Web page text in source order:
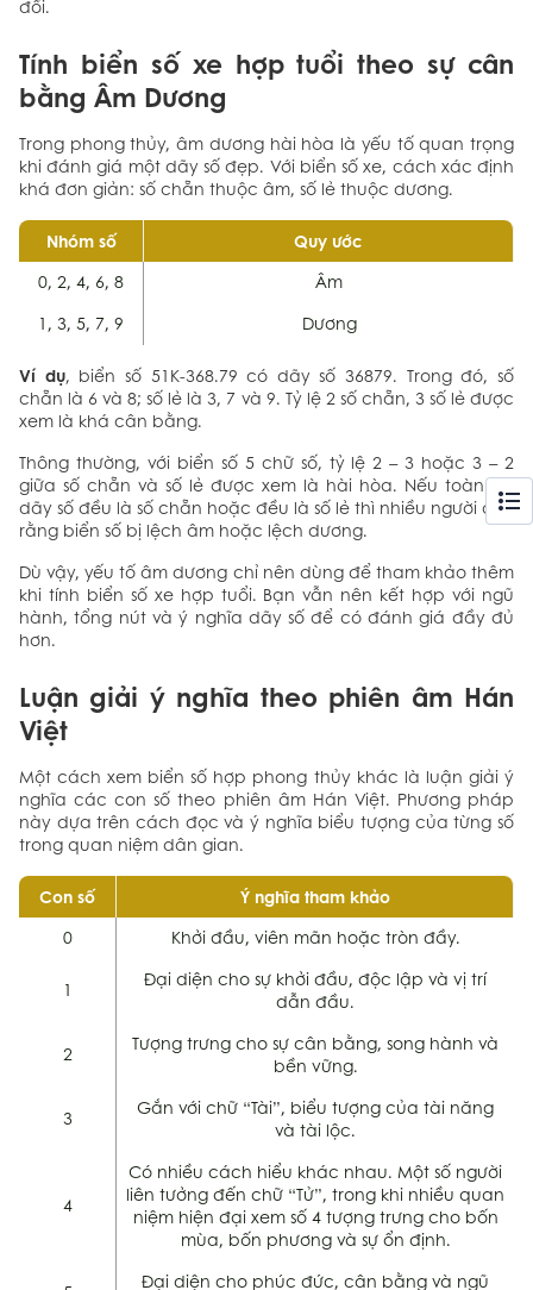
đối.
Tính biển số xe hợp tuổi theo sự cân
bằng Âm Dương
Trong phong thủy, âm dương hài hòa là yếu tố quan trọng
khi đánh giá một dãy số đẹp. Với biển số xe, cách xác định
khá đơn giản: số chẵn thuộc âm, số lẻ thuộc dương.
Nhóm số Quy ước
0, 2, 4, 6, 8
Âm
1, 3, 5, 7, 9
Dương
Ví dụ, biển số 51K-368.79 có dãy số 36879. Trong đó, số
chẵn là 6 và 8; số lẻ là 3, 7 và 9. Tỷ lệ 2 số chẵn, 3 số lẻ được
xem là khá cân bằng.
Thông thường, với biển số 5 chữ số, tỷ lệ 2 – 3 hoặc 3 – 2
giữa số chẵn và số lẻ được xem là hài hòa. Nếu toàn bộ
dãy số đều là số chẵn hoặc đều là số lẻ thì nhiều người cho
rằng biển số bị lệch âm hoặc lệch dương.
Dù vậy, yếu tố âm dương chỉ nên dùng để tham khảo thêm
khi tính biển số xe hợp tuổi. Bạn vẫn nên kết hợp với ngũ
hành, tổng nút và ý nghĩa dãy số để có đánh giá đầy đủ
hơn.
Luận giải ý nghĩa theo phiên âm Hán
Việt
Một cách xem biển số hợp phong thủy khác là luận giải ý
nghĩa các con số theo phiên âm Hán Việt. Phương pháp
này dựa trên cách đọc và ý nghĩa biểu tượng của từng số
trong quan niệm dân gian.
Con số Ý nghĩa tham khảo
0 Khởi đầu, viên mãn hoặc tròn đầy.
1
Đại diện cho sự khởi đầu, độc lập và vị trí
dẫn đầu.
2
Tượng trưng cho sự cân bằng, song hành và
bền vững.
3
Gắn với chữ “Tài”, biểu tượng của tài năng
và tài lộc.
4
Có nhiều cách hiểu khác nhau. Một số người
liên tưởng đến chữ “Tử”, trong khi nhiều quan
niệm hiện đại xem số 4 tượng trưng cho bốn
mùa, bốn phương và sự ổn định.
Đại diện cho phúc đức, cân bằng và ngũ